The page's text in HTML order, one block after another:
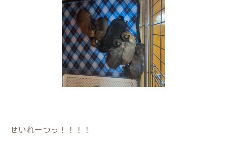
せいれーつっ！！！！